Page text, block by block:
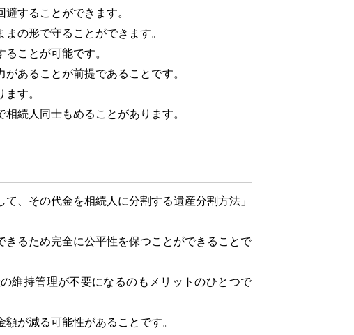
することができます。
の形で守ることができます。
ことが可能です。
あることが前提であることです。
す。
続人同士もめることがあります。
、その代金を相続人に分割する遺産分割方法」
るため完全に公平性を保つことができることで
維持管理が不要になるのもメリットのひとつで
が減る可能性があることです。